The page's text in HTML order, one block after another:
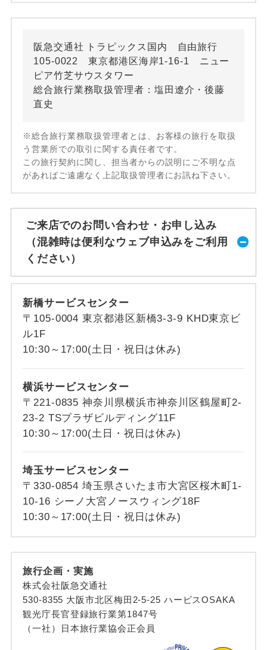
阪急交通社 トラピックス国内 自由旅行
105-0022 東京都港区海岸1-16-1 ニュー
ピア竹芝サウスタワー
総合旅行業務取扱管理者：塩田遼介・後藤
直史
※総合旅行業務取扱管理者とは、お客様の旅行を取扱
う営業所での取引に関する責任者です。
この旅行契約に関し、担当者からの説明にご不明な点
があればご遠慮なく上記取扱管理者にお訊ね下さい。
ご来店でのお問い合わせ・お申し込み
（混雑時は便利なウェブ申込みをご利用
ください）
新橋サービスセンター
〒105-0004 東京都港区新橋3-3-9 KHD東京ビ
ル1F
10:30～17:00(土日・祝日は休み)
横浜サービスセンター
〒221-0835 神奈川県横浜市神奈川区鶴屋町2-
23-2 TSプラザビルディング11F
10:30～17:00(土日・祝日は休み)
埼玉サービスセンター
〒330-0854 埼玉県さいたま市大宮区桜木町1-
10-16 シーノ大宮ノースウィング18F
10:30～17:00(土日・祝日は休み)
旅行企画・実施
株式会社阪急交通社
530-8355 大阪市北区梅田2-5-25 ハービスOSAKA
観光庁長官登録旅行業第1847号
（一社）日本旅行業協会正会員